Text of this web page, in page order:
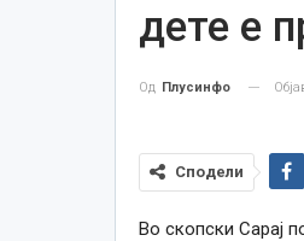
дете е
Од Плусинфо
Сподели
Во скопски Сарај